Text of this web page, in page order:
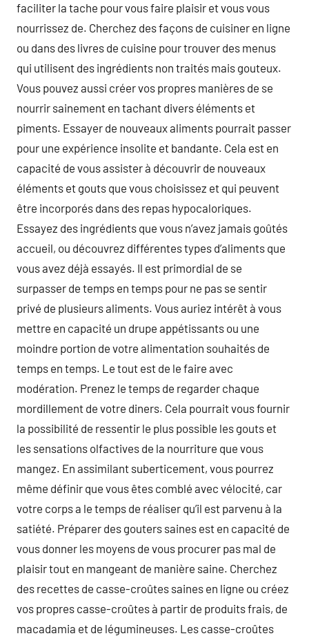
faciliter la tache pour vous faire plaisir et vous vous
nourrissez de. Cherchez des façons de cuisiner en ligne
ou dans des livres de cuisine pour trouver des menus
qui utilisent des ingrédients non traités mais gouteux.
Vous pouvez aussi créer vos propres manières de se
nourrir sainement en tachant divers éléments et
piments. Essayer de nouveaux aliments pourrait passer
pour une expérience insolite et bandante. Cela est en
capacité de vous assister à découvrir de nouveaux
éléments et gouts que vous choisissez et qui peuvent
être incorporés dans des repas hypocaloriques.
Essayez des ingrédients que vous n’avez jamais goûtés
accueil, ou découvrez différentes types d’aliments que
vous avez déjà essayés. Il est primordial de se
surpasser de temps en temps pour ne pas se sentir
privé de plusieurs aliments. Vous auriez intérêt à vous
mettre en capacité un drupe appétissants ou une
moindre portion de votre alimentation souhaités de
temps en temps. Le tout est de le faire avec
modération. Prenez le temps de regarder chaque
mordillement de votre diners. Cela pourrait vous fournir
la possibilité de ressentir le plus possible les gouts et
les sensations olfactives de la nourriture que vous
mangez. En assimilant suberticement, vous pourrez
même définir que vous êtes comblé avec vélocité, car
votre corps a le temps de réaliser qu’il est parvenu à la
satiété. Préparer des gouters saines est en capacité de
vous donner les moyens de vous procurer pas mal de
plaisir tout en mangeant de manière saine. Cherchez
des recettes de casse-croûtes saines en ligne ou créez
vos propres casse-croûtes à partir de produits frais, de
macadamia et de légumineuses. Les casse-croûtes